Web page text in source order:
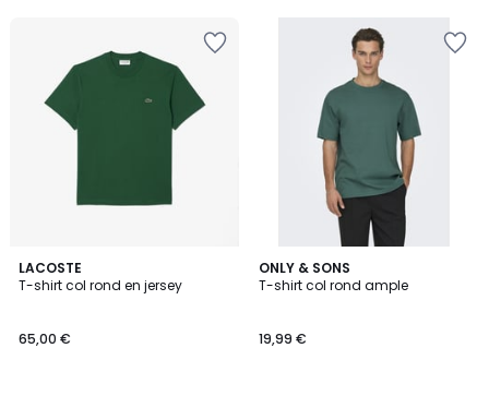
LACOSTE
T-shirt col rond en jersey
65,00 €
5
/
9
Couleurs
ONLY & SONS
T-shirt col rond ample
19,99 €
4,9
/ 5
3
Couleurs